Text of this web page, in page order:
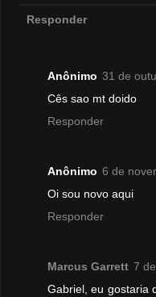
Responder
Anônimo 31 de
Cês sao mt doido
Responder
Anônimo 6 de
Oi sou novo aqui
Responder
Marcus Garrett 7
Gabriel, eu gostaria